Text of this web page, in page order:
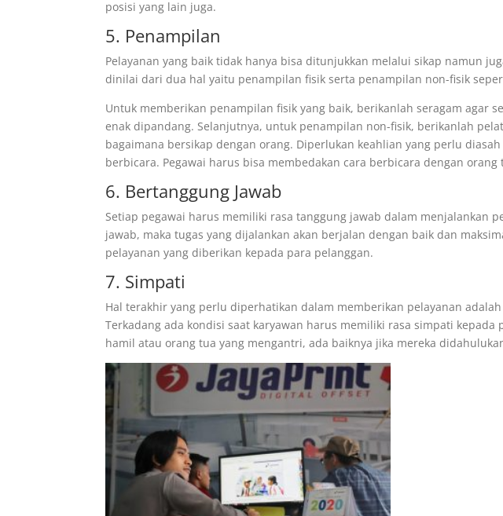
posisi yang lain juga.
5. Penampilan
Pelayanan yang baik tidak hanya bisa ditunjukkan melalui sikap namun
dinilai dari dua hal yaitu penampilan fisik serta penampilan non-fisik
Untuk memberikan penampilan fisik yang baik, berikanlah seragam agar
enak dipandang. Selanjutnya, untuk penampilan non-fisik, berikanlah
bagaimana bersikap dengan orang. Diperlukan keahlian yang perlu
berbicara. Pegawai harus bisa membedakan cara berbicara dengan
6. Bertanggung Jawab
Setiap pegawai harus memiliki rasa tanggung jawab dalam menjalankan
jawab, maka tugas yang dijalankan akan berjalan dengan baik dan
pelayanan yang diberikan kepada para pelanggan.
7. Simpati
Hal terakhir yang perlu diperhatikan dalam memberikan pelayanan
Terkadang ada kondisi saat karyawan harus memiliki rasa simpati kepada
hamil atau orang tua yang mengantri, ada baiknya jika mereka